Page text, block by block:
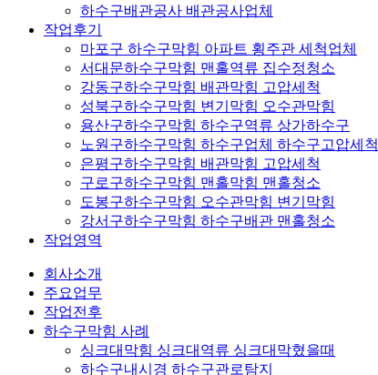
하수구배관공사 배관공사업체
작업후기
마포구 하수구막힘 아파트 횡주관 세척업체
서대문하수구막힘 맨홀역류 집수정청소
강동구하수구막힘 배관막힘 고압세척
성북구하수구막힘 변기막힘 오수관막힘
용산구하수구막힘 하수구역류 상가하수구
노원구하수구막힘 하수구업체 하수구고압세척
은평구하수구막힘 배관막힘 고압세척
구로구하수구막힘 맨홀막힘 맨홀청소
도봉구하수구막힘 오수관막힘 변기막힘
강서구하수구막힘 하수구배관 맨홀청소
작업영역
회사소개
주요업무
작업전후
하수구막힘 사례
싱크대막힘 싱크대역류 싱크대막혔을때
하수구내시경 하수구관로탐지